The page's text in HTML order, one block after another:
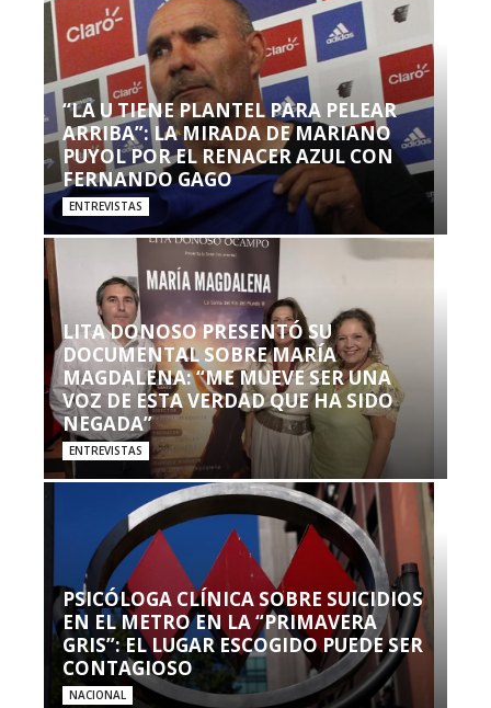
“LA U TIENE PLANTEL PARA PELEAR
ARRIBA”: LA MIRADA DE MARIANO
PUYOL POR EL RENACER AZUL CON
FERNANDO GAGO
ENTREVISTAS
LITA DONOSO PRESENTÓ SU
DOCUMENTAL SOBRE MARÍA
MAGDALENA: “ME MUEVE SER UNA
VOZ DE ESTA VERDAD QUE HA SIDO
NEGADA”
ENTREVISTAS
PSICÓLOGA CLÍNICA SOBRE SUICIDIOS
EN EL METRO EN LA “PRIMAVERA
GRIS”: EL LUGAR ESCOGIDO PUEDE SER
CONTAGIOSO
NACIONAL